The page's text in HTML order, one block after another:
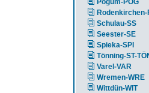
Pogum-POG
Rodenkirchen-
Schulau-SS
Seester-SE
Spieka-SPI
Tönning-ST-
Varel-VAR
Wremen-WRE
Wittdün-WIT